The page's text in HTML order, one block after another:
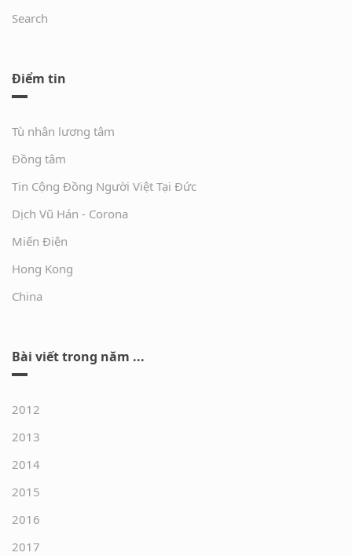
Search
Điểm tin
Tù nhân lương tâm
Đồng tâm
Tin Cộng Đồng Người Việt Tại Đức
Dịch Vũ Hán - Corona
Miến Điện
Hong Kong
China
Bài viết trong năm ...
2012
2013
2014
2015
2016
2017